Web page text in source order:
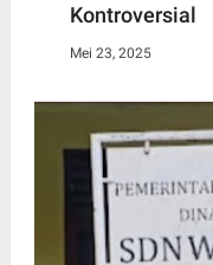
Kontroversial
Mei 23, 2025